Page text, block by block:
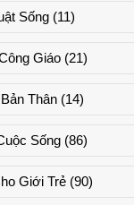
Sống(11)
Giáo(21)
Thân(14)
Sống (86)
Giới Trẻ(90)